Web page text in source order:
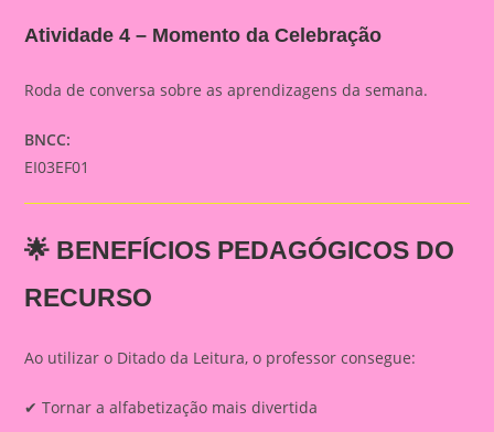
Atividade 4 – Momento da Celebração
Roda de conversa sobre as aprendizagens da semana.
BNCC:
EI03EF01
🌟 BENEFÍCIOS PEDAGÓGICOS DO
RECURSO
Ao utilizar o Ditado da Leitura, o professor consegue:
✔ Tornar a alfabetização mais divertida